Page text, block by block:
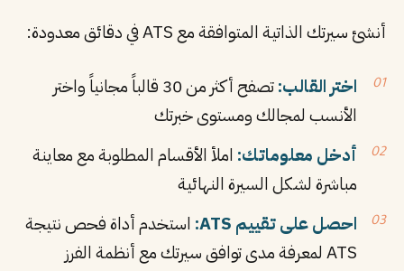
أنشئ سيرتك الذاتية المتوافقة مع ATS في دقائق معدودة:
اختر القالب:
تصفح أكثر من 30 قالباً مجانياً واختر
الأنسب لمجالك ومستوى خبرتك
أدخل معلوماتك: املأ الأقسام المطلوبة مع معاينة
مباشرة لشكل السيرة النهائية
احصل على تقييم ATS:
استخدم أداة فحص نتيجة
ATS لمعرفة مدى توافق سيرتك مع أنظمة الفرز